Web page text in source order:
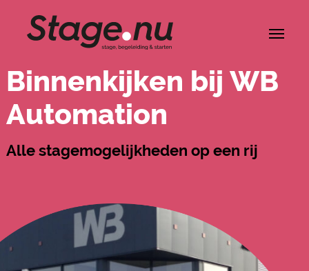
Binnenkijken bij WB
Automation
Alle stagemogelijkheden op een rij